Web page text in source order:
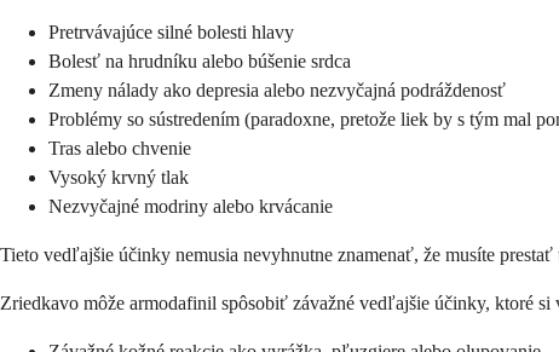
Pretrvávajúce silné bolesti hlavy
Bolesť na hrudníku alebo búšenie srdca
Zmeny nálady ako depresia alebo nezvyčajná podráždenosť
Problémy so sústredením (paradoxne, pretože liek by s tým mal
Tras alebo chvenie
Vysoký krvný tlak
Nezvyčajné modriny alebo krvácanie
Tieto vedľajšie účinky nemusia nevyhnutne znamenať, že musíte
Zriedkavo môže armodafinil spôsobiť závažné vedľajšie účinky, ktoré